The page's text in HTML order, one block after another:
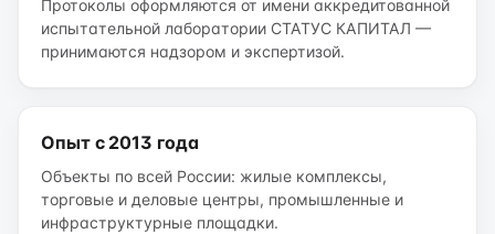
Протоколы оформляются от имени аккредитованной
испытательной лаборатории СТАТУС КАПИТАЛ —
принимаются надзором и экспертизой.
Опыт с 2013 года
Объекты по всей России: жилые комплексы,
торговые и деловые центры, промышленные и
инфраструктурные площадки.